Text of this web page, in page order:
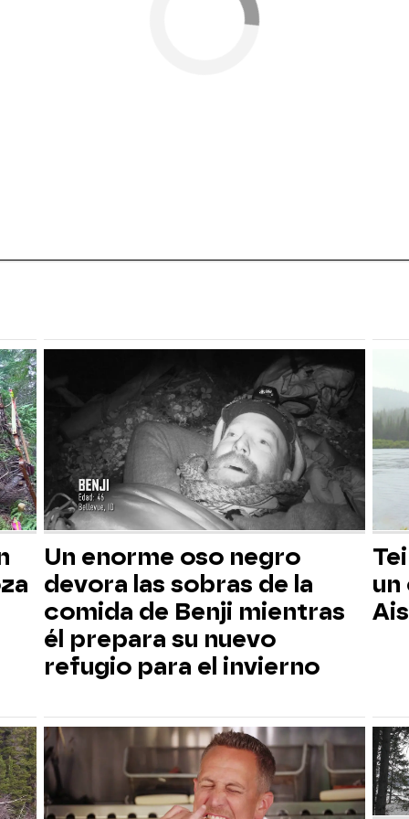
Un enorme oso negro
devora las sobras de la
comida de Benji mientras
él prepara su nuevo
refugio para el invierno
un